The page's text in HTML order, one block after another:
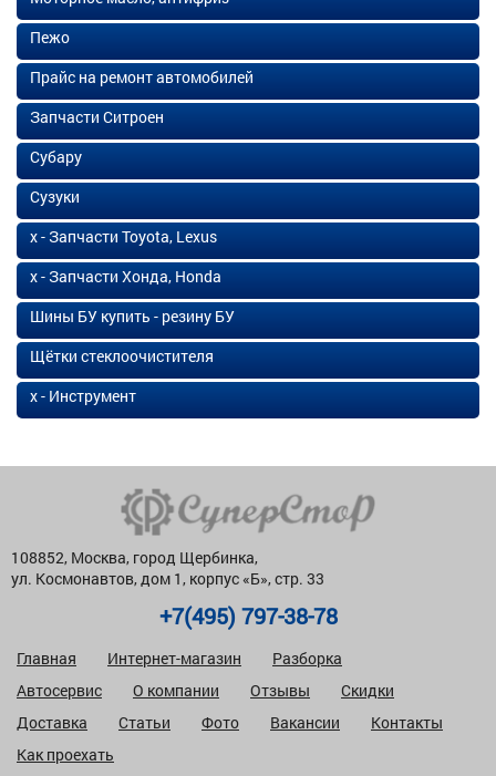
Пежо
Прайс на ремонт автомобилей
Запчасти Ситроен
Субару
Сузуки
х - Запчасти Toyota, Lexus
х - Запчасти Хонда, Honda
Шины БУ купить - резину БУ
Щётки стеклоочистителя
х - Инструмент
108852, Москва, город Щербинка,
ул. Космонавтов, дом 1, корпус «Б», стр. 33
+7(495) 797-38-78
Главная Интернет-магазин
Разборка
Автосервис
О компании Отзывы
Скидки
Доставка
Статьи Фото Вакансии
Контакты
Как проехать